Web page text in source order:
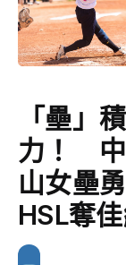
「壘」
力！
山女壘
HSL奪